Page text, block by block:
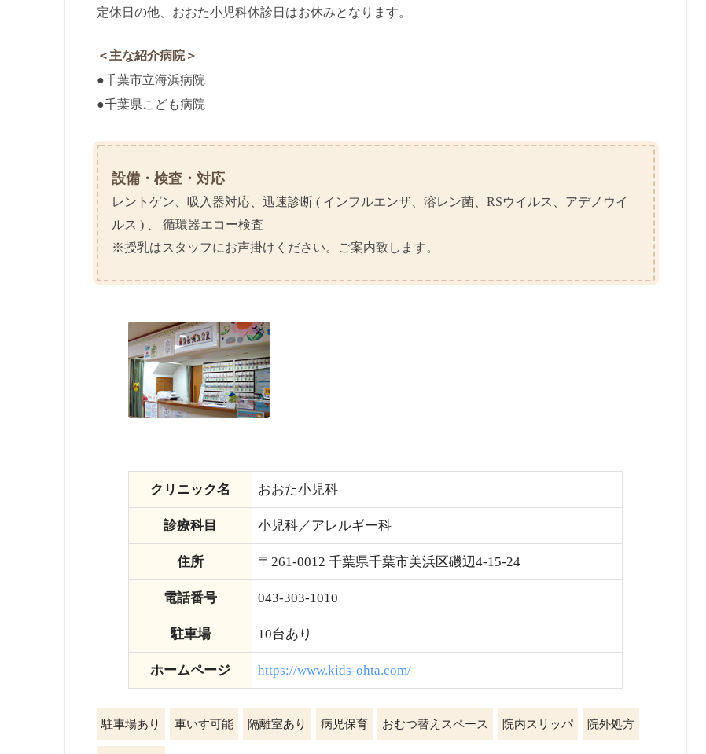
定休日の他、おおた小児科休診日はお休みとなります。
＜主な紹介病院＞
●千葉市立海浜病院
●千葉県こども病院
設備・検査・対応
レントゲン、吸入器対応、迅速診断 ( インフルエンザ、溶レン菌、RSウイルス、アデノウイ
ルス ) 、 循環器エコー検査
※授乳はスタッフにお声掛けください。ご案内致します。
クリニック名 おおた小児科
診療科目 小児科／アレルギー科
住所 〒261-0012 千葉県千葉市美浜区磯辺4-15-24
電話番号 043-303-1010
駐車場 10台あり
ホームページ https://www.kids-ohta.com/
駐車場あり 車いす可能 隔離室あり 病児保育 おむつ替えスペース 院内スリッパ 院外処方